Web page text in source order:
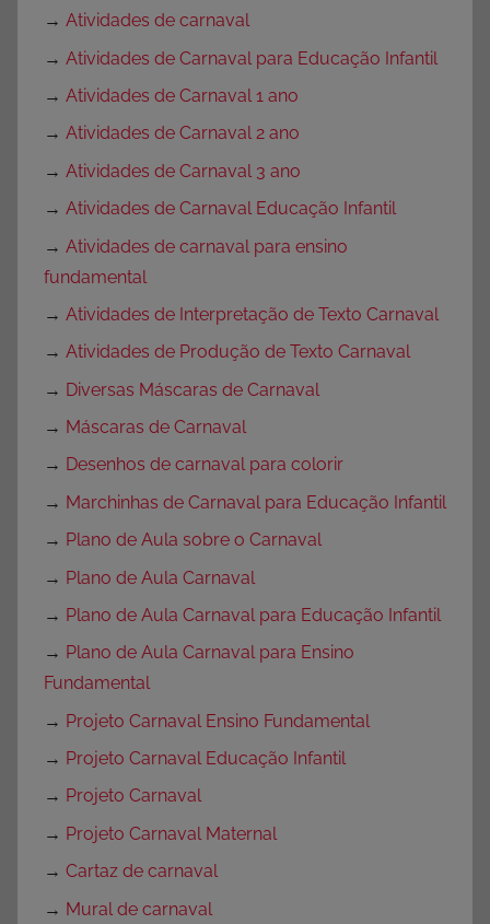
→ Atividades de carnaval
→ Atividades de Carnaval para Educação Infantil
→ Atividades de Carnaval 1 ano
→ Atividades de Carnaval 2 ano
→ Atividades de Carnaval 3 ano
→ Atividades de Carnaval Educação Infantil
→ Atividades de carnaval para ensino
fundamental
→ Atividades de Interpretação de Texto Carnaval
→ Atividades de Produção de Texto Carnaval
→ Diversas Máscaras de Carnaval
→ Máscaras de Carnaval
→ Desenhos de carnaval para colorir
→ Marchinhas de Carnaval para Educação Infantil
→ Plano de Aula sobre o Carnaval
→ Plano de Aula Carnaval
→ Plano de Aula Carnaval para Educação Infantil
→ Plano de Aula Carnaval para Ensino
Fundamental
→ Projeto Carnaval Ensino Fundamental
→ Projeto Carnaval Educação Infantil
→ Projeto Carnaval
→ Projeto Carnaval Maternal
→ Cartaz de carnaval
→ Mural de carnaval